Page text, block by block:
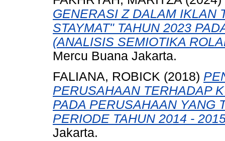
GENERASI Z DALAM IKLAN
STAYMAT" TAHUN 2023
(ANALISIS SEMIOTIKA
Mercu Buana Jakarta.
FALIANA, ROBICK (2018)
PERUSAHAAN TERHADAP
PADA PERUSAHAAN YANG
PERIODE TAHUN 2014 -
Jakarta.